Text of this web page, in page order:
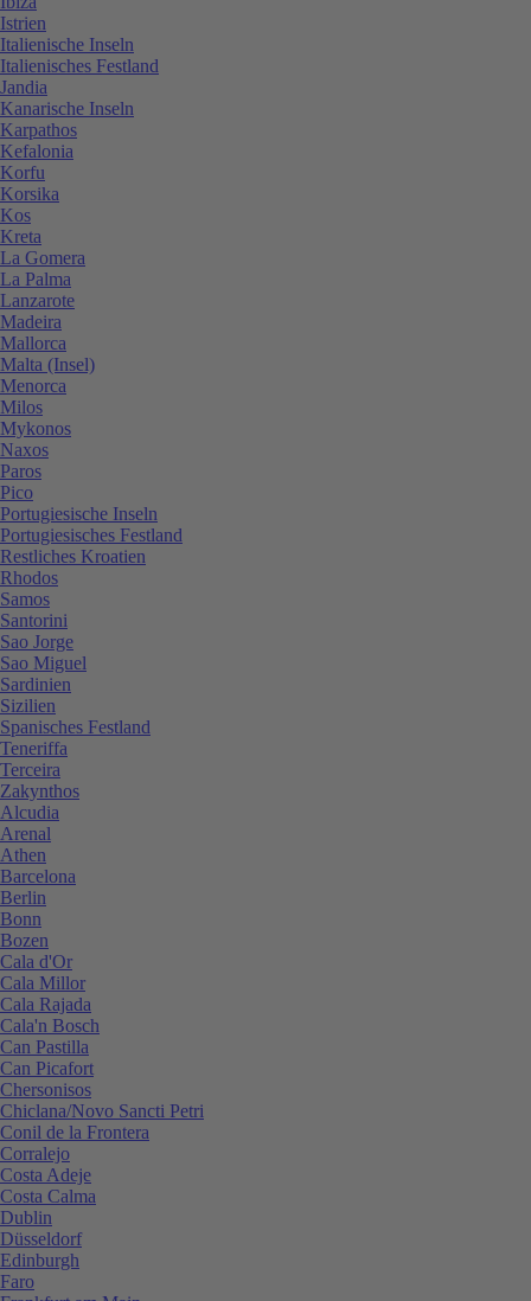
Istrien
Italienische Inseln
Italienisches Festland
Jandia
Kanarische Inseln
Karpathos
Kefalonia
Korfu
Korsika
Kos
Kreta
La Gomera
La Palma
Lanzarote
Madeira
Mallorca
Malta (Insel)
Menorca
Milos
Mykonos
Naxos
Paros
Pico
Portugiesische Inseln
Portugiesisches Festland
Restliches Kroatien
Rhodos
Samos
Santorini
Sao Jorge
Sao Miguel
Sardinien
Sizilien
Spanisches Festland
Teneriffa
Terceira
Zakynthos
Alcudia
Arenal
Athen
Barcelona
Berlin
Bonn
Bozen
Cala d'Or
Cala Millor
Cala Rajada
Cala'n Bosch
Can Pastilla
Can Picafort
Chersonisos
Chiclana/Novo Sancti Petri
Conil de la Frontera
Corralejo
Costa Adeje
Costa Calma
Dublin
Düsseldorf
Edinburgh
Faro